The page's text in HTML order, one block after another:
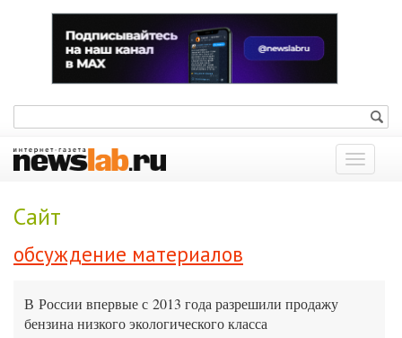
Показать
меню
Сайт
обсуждение материалов
В России впервые с 2013 года разрешили продажу
бензина низкого экологического класса